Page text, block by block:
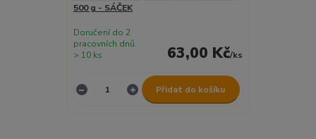
500 g - SÁČEK
63,00 Kč/ks
Doručení do 2
pracovních dnů.
> 10 ks
Přidat do košíku